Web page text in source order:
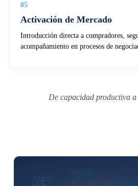
05
Activación de Mercado
Introducción directa a compradores,
acompañamiento en procesos de
De capacidad productiva